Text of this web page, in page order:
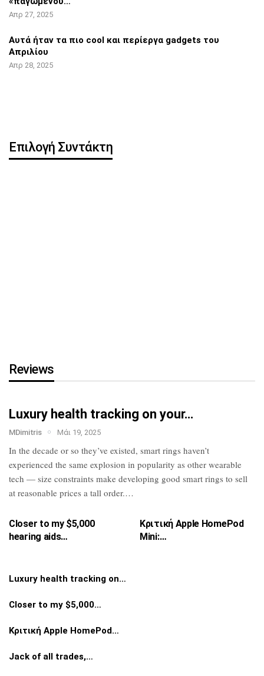
Απρ 27, 2025
Αυτά ήταν τα πιο cool και περίεργα gadgets του
Απριλίου
Απρ 28, 2025
Επιλογή Συντάκτη
Reviews
Luxury health tracking on your…
MDimitris Μάι 19, 2025
In the decade or so they’ve existed, smart rings haven’t
experienced the same explosion in popularity as other wearable
tech — size constraints make developing good smart rings to sell
at reasonable prices a tall order.…
Closer to my $5,000
hearing aids…
Κριτική Apple HomePod
Mini:…
Luxury health tracking on…
Closer to my $5,000…
Κριτική Apple HomePod…
Jack of all trades,…